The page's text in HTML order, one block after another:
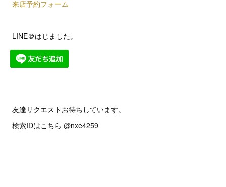
来店予約フォーム
LINE＠はじました。
友達リクエストお待ちしています。
検索IDはこちら @nxe4259